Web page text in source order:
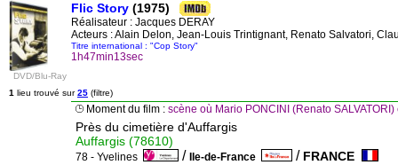
DVD/Blu-Ray
Flic Story (1975)
Réalisateur : Jacques DERAY
Acteurs : Alain Delon, Jean-Louis Trintignant, Renato Salvatori,
Titre international : "Cop Story"
1h47min13sec
1 lieu trouvé sur25 (filtre)
Moment du film : scène où Mario PONCINI (Renato SALVATORI)
Près du cimetière d'Auffargis
Auffargis (78610)
78 - Yvelines / Ile-de-France / FRANCE